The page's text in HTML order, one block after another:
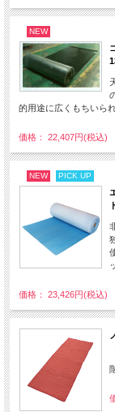
NEW
1
的用途に広くもちいら
価格： 22,407円(税込)
NEW PICK UP
価格： 23,426円(税込)